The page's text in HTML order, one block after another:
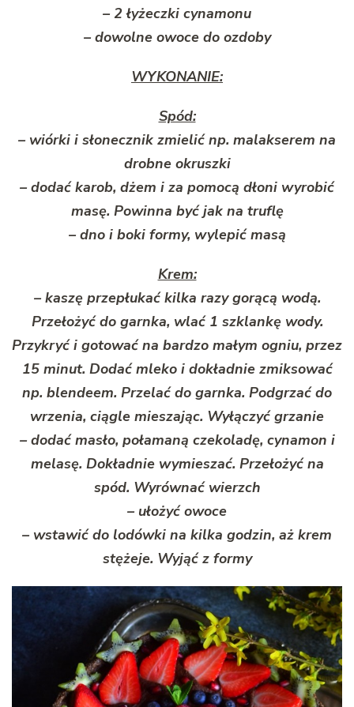
– 2 łyżeczki cynamonu
– dowolne owoce do ozdoby
WYKONANIE:
Spód:
– wiórki i słonecznik zmielić np. malakserem na
drobne okruszki
– dodać karob, dżem i za pomocą dłoni wyrobić
masę. Powinna być jak na truflę
– dno i boki formy, wylepić masą
Krem:
– kaszę przepłukać kilka razy gorącą wodą.
Przełożyć do garnka, wlać 1 szklankę wody.
Przykryć i gotować na bardzo małym ogniu, przez
15 minut. Dodać mleko i dokładnie zmiksować
np. blendeem. Przelać do garnka. Podgrzać do
wrzenia, ciągle mieszając. Wyłączyć grzanie
– dodać masło, połamaną czekoladę, cynamon i
melasę. Dokładnie wymieszać. Przełożyć na
spód. Wyrównać wierzch
– ułożyć owoce
– wstawić do lodówki na kilka godzin, aż krem
stężeje. Wyjąć z formy